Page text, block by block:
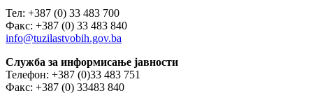
Тел: +387 (0) 33 483 700
Факс: +387 (0) 33 483 840
info@tuzilastvobih.gov.ba
Служба за информисање јавности
Телефон: +387 (0)33 483 751
Факс: +387 (0) 33483 840